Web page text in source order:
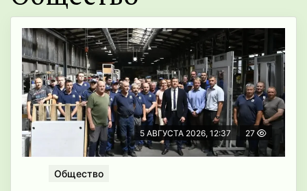
5 АВГУСТА 2026, 12:37 27
Общество